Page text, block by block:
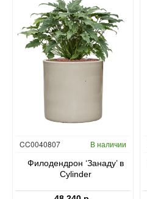
CC0040807 В наличии
Филодендрон ‘Занаду’ в
Cylinder